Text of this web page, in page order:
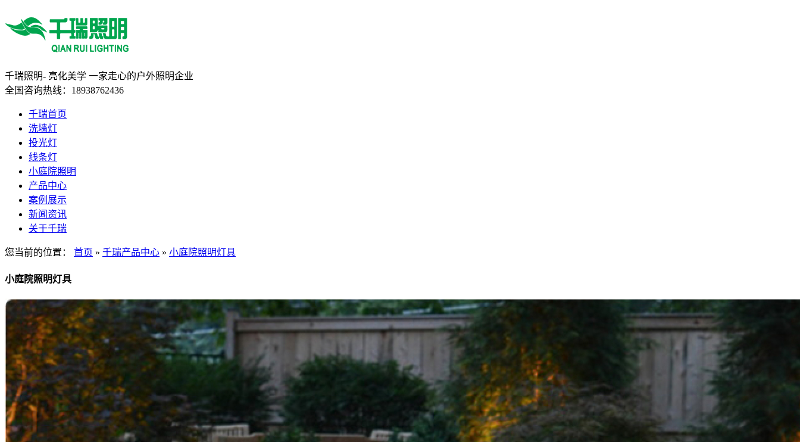
千瑞照明- 亮化美学 一家走心的户外照明企业
全国咨询热线： 18938762436
千瑞首页
洗墙灯
投光灯
线条灯
小庭院照明
产品中心
案例展示
新闻资讯
关于千瑞
您当前的位置： 首页 » 千瑞产品中心 » 小庭院照明灯具
小庭院照明灯具